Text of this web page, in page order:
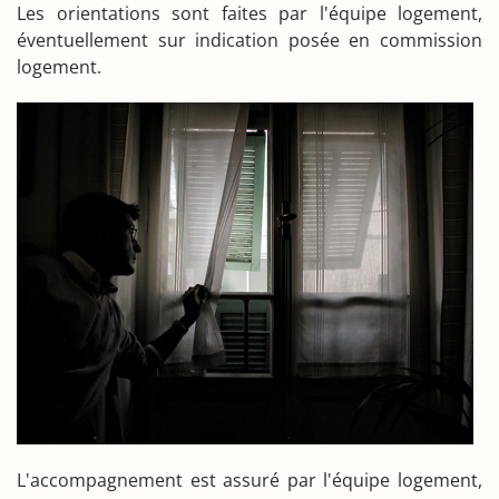
Les orientations sont faites par l'équipe logement,
éventuellement sur indication posée en commission
logement.
L'accompagnement est assuré par l'équipe logement,